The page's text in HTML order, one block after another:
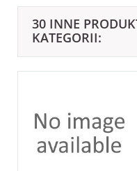
30 INNE
KATEGORII: